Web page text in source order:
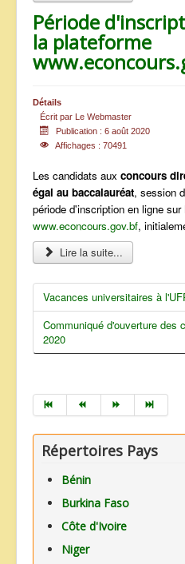
Période
la plateforme
Détails
Écrit par Le Webmaster
Publication : 6 août 2020
Affichages : 70491
Les candidats aux concours
égal au baccalauréat, session
période d'inscription en ligne sur
www.econcours.gov.bf,
Lire la suite...
Vacances universitaires à
Communiqué d'ouverture des
2020
Répertoires Pays
Bénin
Burkina Faso
Côte d'Ivoire
Niger